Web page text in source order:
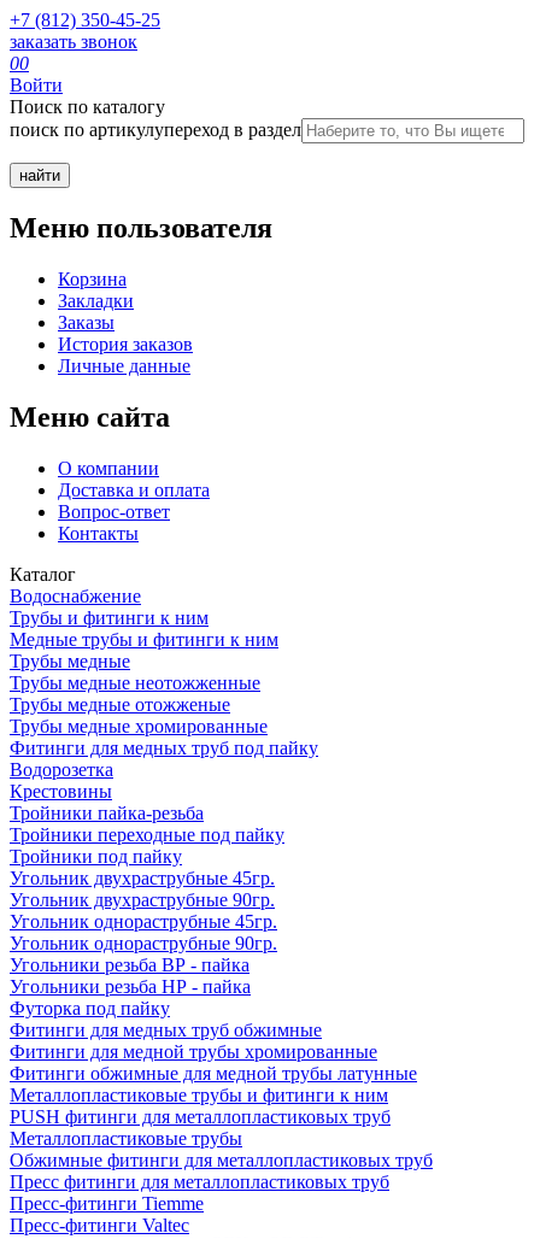
+7 (812) 350-45-25
заказать звонок
00
Войти
Поиск по каталогу
поиск по артикулупереход в раздел
Меню пользователя
Корзина
Закладки
Заказы
История заказов
Личные данные
Меню сайта
О компании
Доставка и оплата
Вопрос-ответ
Контакты
Каталог
Водоснабжение
Трубы и фитинги к ним
Медные трубы и фитинги к ним
Трубы медные
Трубы медные неотожженные
Трубы медные отожженые
Трубы медные хромированные
Фитинги для медных труб под пайку
Водорозетка
Крестовины
Тройники пайка-резьба
Тройники переходные под пайку
Тройники под пайку
Угольник двухраструбные 45гр.
Угольник двухраструбные 90гр.
Угольник однораструбные 45гр.
Угольник однораструбные 90гр.
Угольники резьба ВР - пайка
Угольники резьба НР - пайка
Футорка под пайку
Фитинги для медных труб обжимные
Фитинги для медной трубы хромированные
Фитинги обжимные для медной трубы латунные
Металлопластиковые трубы и фитинги к ним
PUSH фитинги для металлопластиковых труб
Металлопластиковые трубы
Обжимные фитинги для металлопластиковых труб
Пресс фитинги для металлопластиковых труб
Пресс-фитинги Tiemme
Пресс-фитинги Valtec